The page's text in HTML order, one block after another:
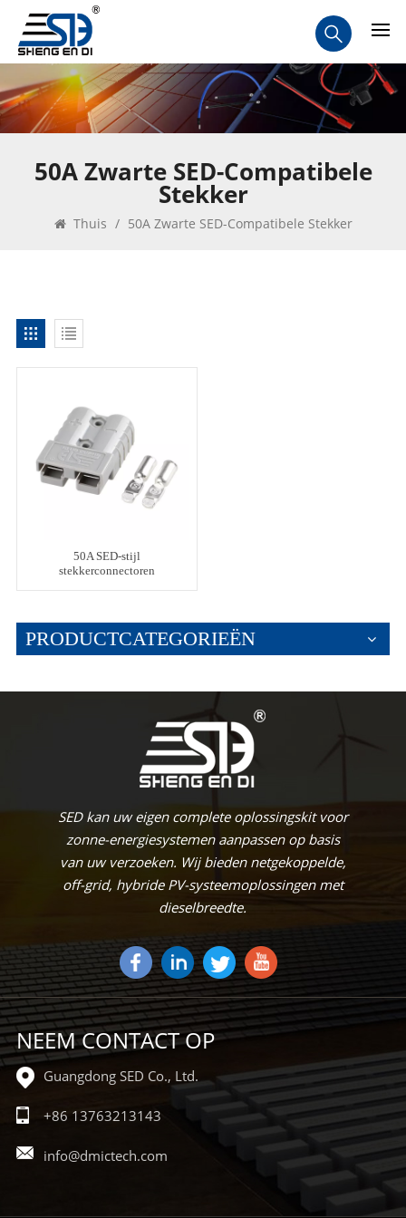
50A Zwarte SED-Compatibele
Stekker
Thuis / 50A Zwarte SED-Compatibele Stekker
50A SED-stijl
stekkerconnectoren
PRODUCTCATEGORIEËN
SED kan uw eigen complete oplossingskit voor
zonne-energiesystemen aanpassen op basis
van uw verzoeken. Wij bieden netgekoppelde,
off-grid, hybride PV-systeemoplossingen met
dieselbreedte.
NEEM CONTACT OP
Guangdong SED Co., Ltd.
+86 13763213143
info@dmictech.com